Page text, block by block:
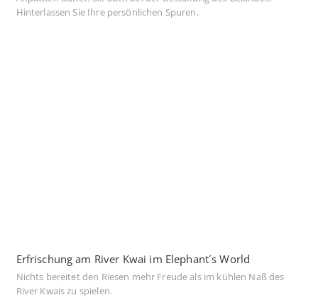
Hinterlassen Sie Ihre persönlichen Spuren.
Erfrischung am River Kwai im Elephant´s World
Nichts bereitet den Riesen mehr Freude als im kühlen Naß des
River Kwais zu spielen.